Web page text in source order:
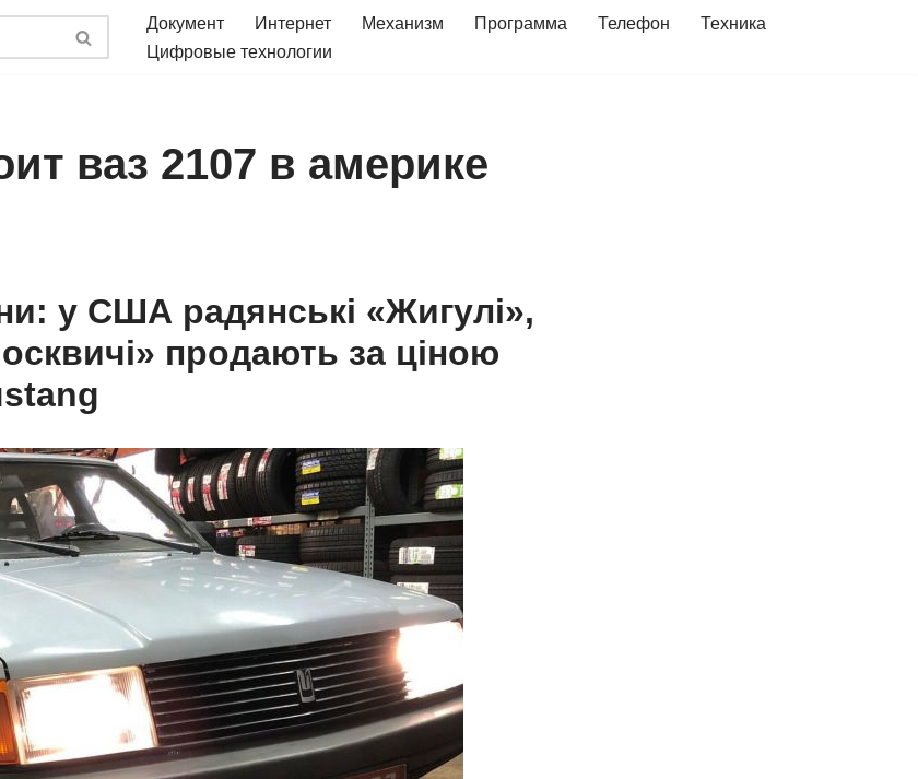
Документ Интернет Механизм Программа Телефон
Техника
Цифровые технологии
ваз 2107 в америке
у США радянські «Жигулі»,
продають за ціною